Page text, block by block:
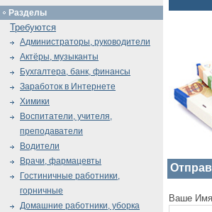
Ваше
Разделы
Требуются
Администраторы, руководители
Актёры, музыканты
Бухгалтера, банк, финансы
Заработок в Интернете
Химики
Воспитатели, учителя,
преподаватели
Водители
Врачи, фармацевты
Гостиничные работники,
горничные
Домашние работники, уборка